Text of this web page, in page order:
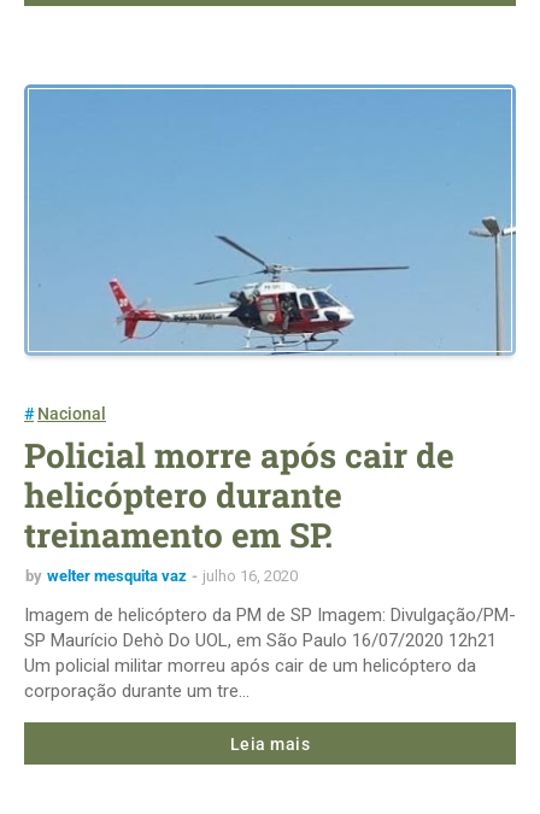
Nacional
Policial morre após cair de
helicóptero durante
treinamento em SP.
by welter mesquita vaz julho 16, 2020
Imagem de helicóptero da PM de SP Imagem: Divulgação/PM-
SP Maurício Dehò Do UOL, em São Paulo 16/07/2020 12h21
Um policial militar morreu após cair de um helicóptero da
corporação durante um tre…
Leia mais